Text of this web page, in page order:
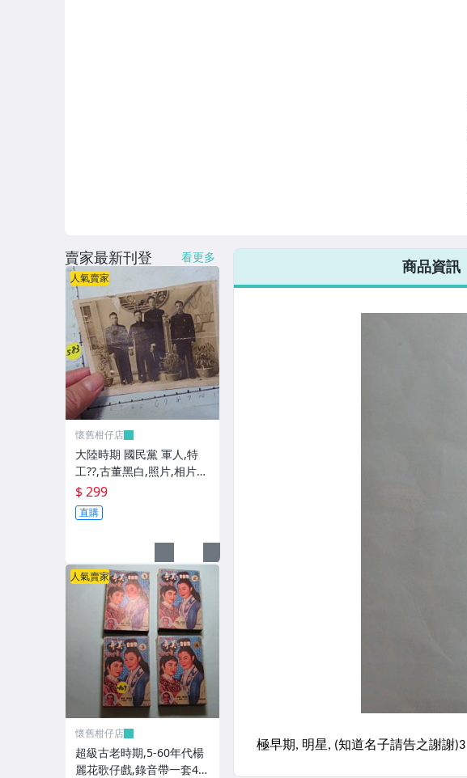
商品資訊
賣家最新刊登 看更多
人氣賣家
懷舊柑仔店
大陸時期 國民黨 軍人,特
工??,古董黑白,照片,相片
(老兵民國38年從大陸帶來
台灣的) **稀少品6
$ 299
直購
人氣賣家
懷舊柑仔店
超級古老時期,5-60年代楊
麗花歌仔戲,錄音帶一套4卷